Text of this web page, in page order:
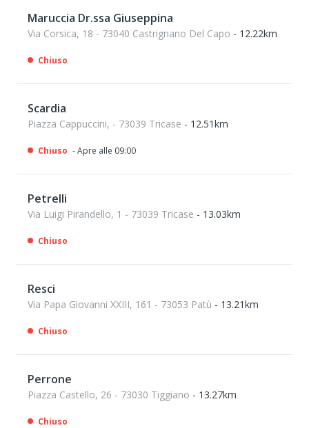
Maruccia Dr.ssa Giuseppina
Via Corsica, 18 - 73040 Castrignano Del Capo - 12.22km
Chiuso
Scardia
Piazza Cappuccini, - 73039 Tricase - 12.51km
Chiuso - Apre alle 09:00
Petrelli
Via Luigi Pirandello, 1 - 73039 Tricase - 13.03km
Chiuso
Resci
Via Papa Giovanni XXIII, 161 - 73053 Patù - 13.21km
Chiuso
Perrone
Piazza Castello, 26 - 73030 Tiggiano - 13.27km
Chiuso